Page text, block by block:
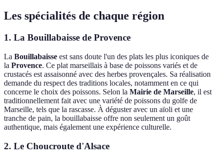
Les spécialités de chaque région
1. La Bouillabaisse de Provence
La Bouillabaisse est sans doute l'un des plats les plus iconiques de
la Provence. Ce plat marseillais à base de poissons variés et de
crustacés est assaisonné avec des herbes provençales. Sa réalisation
demande du respect des traditions locales, notamment en ce qui
concerne le choix des poissons. Selon la Mairie de Marseille, il est
traditionnellement fait avec une variété de poissons du golfe de
Marseille, tels que la rascasse. À déguster avec un aïoli et une
tranche de pain, la bouillabaisse offre non seulement un goût
authentique, mais également une expérience culturelle.
2. Le Choucroute d'Alsace